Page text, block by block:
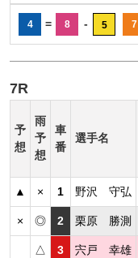
4 = 8 - 5 7
7R
予
想
雨
予
想
車
番
選手名
▲ × 1 野沢 守弘
× ◎ 2 栗原 勝測
△ 3 宍戸 幸雄